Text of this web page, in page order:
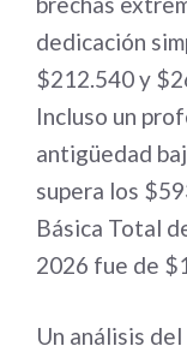
dedicación
$212.540 y
Incluso un
antigüedad
supera los
Básica Total
2026 fue de
Un análisis